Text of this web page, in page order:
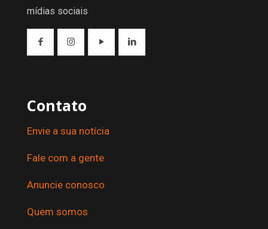
mídias sociais
Contato
Envie a sua notícia
Fale com a gente
Anuncie conosco
Quem somos